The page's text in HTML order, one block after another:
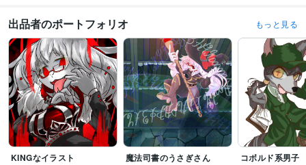
作成
企業のイメージキャラクターなどの作成
ケモナー ケモノ 獣人 イラストレーター
出品者のポートフォリオ もっと見る
KINGなイラスト 魔法司書のうさぎさん コボルド系男子